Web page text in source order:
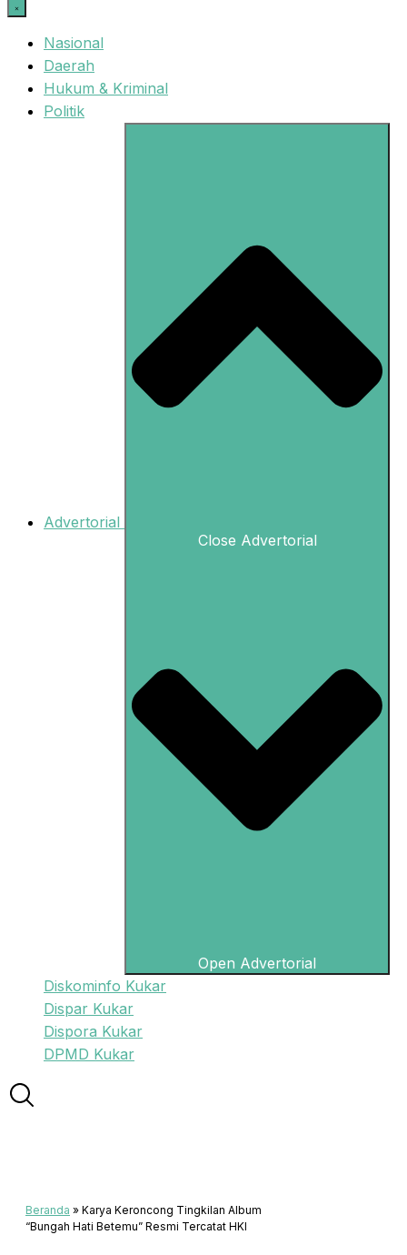
Nasional
Daerah
Hukum & Kriminal
Politik
Advertorial
Close Advertorial
Open Advertorial
Diskominfo Kukar
Dispar Kukar
Dispora Kukar
DPMD Kukar
Beranda » Karya Keroncong Tingkilan Album
“Bungah Hati Betemu” Resmi Tercatat HKI